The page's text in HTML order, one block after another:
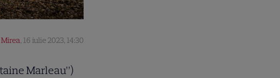
, 16 iulie 2023, 14:30
Marleau”)